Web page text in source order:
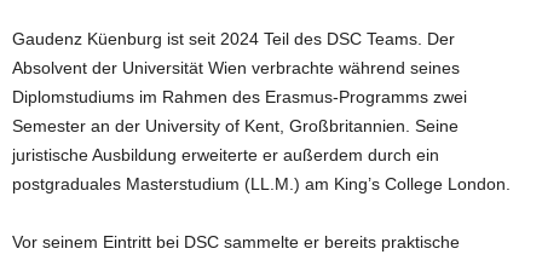
Gaudenz Küenburg ist seit 2024 Teil des DSC Teams. Der
Absolvent der Universität Wien verbrachte während seines
Diplomstudiums im Rahmen des Erasmus-Programms zwei
Semester an der University of Kent, Großbritannien. Seine
juristische Ausbildung erweiterte er außerdem durch ein
postgraduales Masterstudium (LL.M.) am King’s College London.
Vor seinem Eintritt bei DSC sammelte er bereits praktische